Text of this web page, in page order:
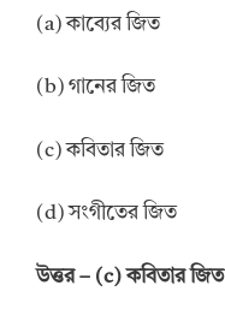
(a) কাব্যের জিত
(b) গানের জিত
(c) কবিতার জিত
(d) সংগীতের জিত
উত্তর – (c) কবিতার জিত